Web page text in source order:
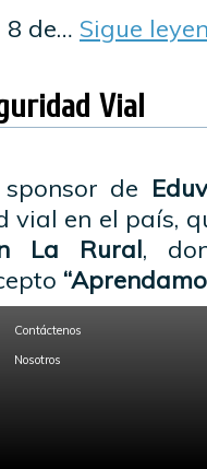
8 de… Sigue
Vial
de
vial en el país,
La Rural,
Contáctenos
Nosotros